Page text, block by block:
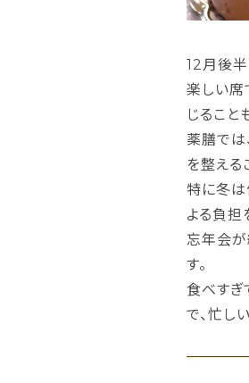
12月後半
楽しい席
じること
薬膳では
を整える
特に冬は
よる負担
忘年会が
す。
食べすぎ
で、忙し